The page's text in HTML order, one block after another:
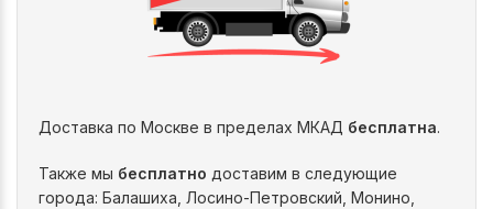
Доставка по Москве в пределах МКАД бесплатна.
Также мы бесплатно доставим в следующие
города: Балашиха, Лосино-Петровский, Монино,